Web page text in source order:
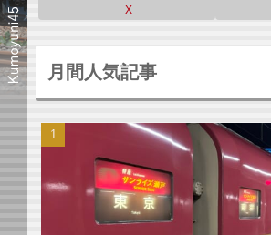
X
月間人気記事